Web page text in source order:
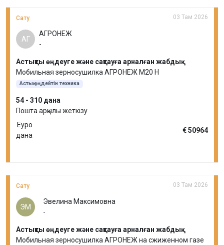
Сату 03 Там 2026
АГ
АГРОНЕЖ
-
Астықты өңдеуге және сақтауға арналған жабдық
Мобильная зерносушилка АГРОНЕЖ М20 Н
Астық өңдейтін техника
54 - 310 дана
Пошта арқылы жеткізу
Еуро
дана
€ 50964
Сату 03 Там 2026
ЭМ
Эвелина Максимовна
-
Астықты өңдеуге және сақтауға арналған жабдық
Мобильная зерносушилка АГРОНЕЖ на сжиженном газе